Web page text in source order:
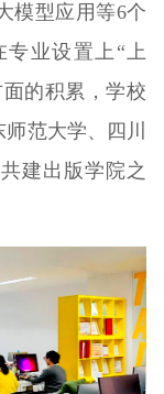
模型应用等6个
业设置上“上
的积累，学校
范大学、四川
建出版学院之